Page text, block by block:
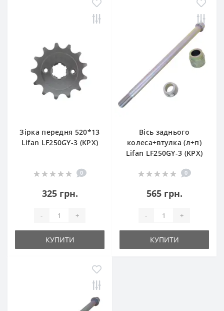
Зірка передня 520*13
Lifan LF250GY-3 (KPX)
0
325 грн.
- +
КУПИТИ
Вісь заднього
колеса+втулка (л+п)
Lifan LF250GY-3 (KPX)
0
565 грн.
- +
КУПИТИ